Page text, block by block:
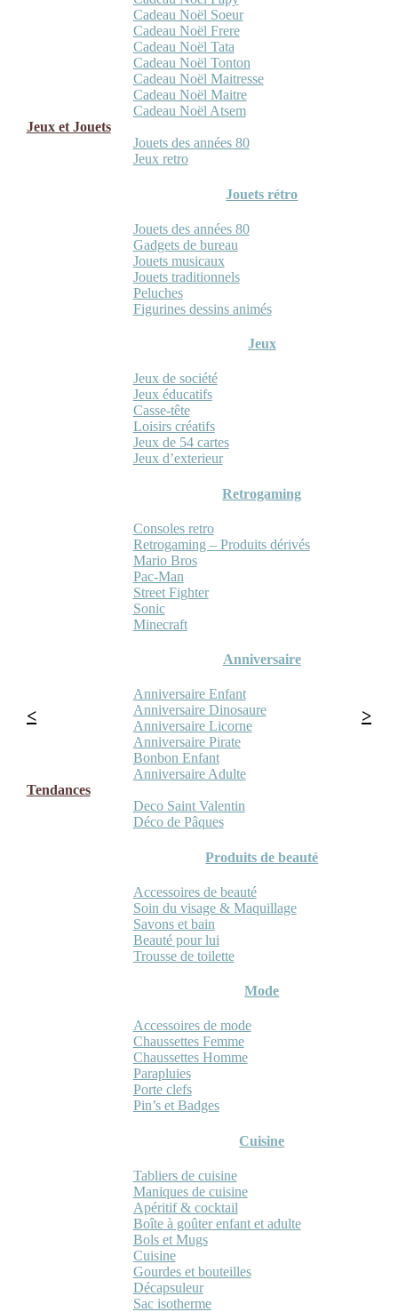
Cadeau Noël Soeur
Cadeau Noël Frere
Cadeau Noël Tata
Cadeau Noël Tonton
Cadeau Noël Maitresse
Cadeau Noël Maitre
Cadeau Noël Atsem
Jeux et Jouets
Jouets des années 80
Jeux retro
Jouets rétro
Jouets des années 80
Gadgets de bureau
Jouets musicaux
Jouets traditionnels
Peluches
Figurines dessins animés
Jeux
Jeux de société
Jeux éducatifs
Casse-tête
Loisirs créatifs
Jeux de 54 cartes
Jeux d’exterieur
Retrogaming
Consoles retro
Retrogaming – Produits dérivés
Mario Bros
Pac-Man
Street Fighter
Sonic
Minecraft
Anniversaire
Anniversaire Enfant
Anniversaire Dinosaure
Anniversaire Licorne
Anniversaire Pirate
Bonbon Enfant
Anniversaire Adulte
Tendances
Deco Saint Valentin
Déco de Pâques
Produits de beauté
Accessoires de beauté
Soin du visage & Maquillage
Savons et bain
Beauté pour lui
Trousse de toilette
Mode
Accessoires de mode
Chaussettes Femme
Chaussettes Homme
Parapluies
Porte clefs
Pin’s et Badges
Cuisine
Tabliers de cuisine
Maniques de cuisine
Apéritif & cocktail
Boîte à goûter enfant et adulte
Bols et Mugs
Cuisine
Gourdes et bouteilles
Décapsuleur
Sac isotherme